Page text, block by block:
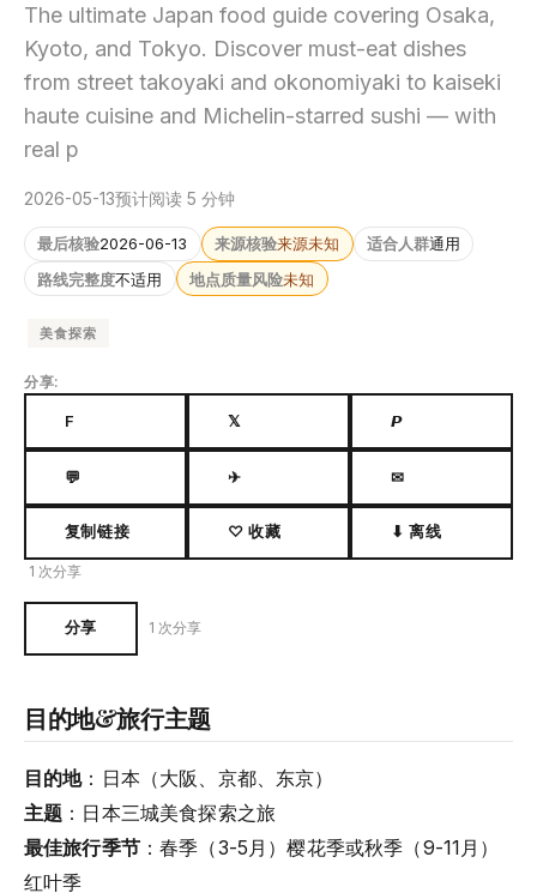
The ultimate Japan food guide covering Osaka,
Kyoto, and Tokyo. Discover must-eat dishes
from street takoyaki and okonomiyaki to kaiseki
haute cuisine and Michelin-starred sushi — with
real p
2026-05-13预计阅读 5 分钟
最后核验2026-06-13 来源核验来源未知 适合人群通用
路线完整度不适用 地点质量风险未知
美食探索
分享:
F 𝕏 𝙋
💬 ✈ ✉
复制链接 ♡ 收藏 ⬇ 离线
1 次分享
分享 1 次分享
目的地&旅行主题
目的地：日本（大阪、京都、东京）
主题 ：日本三城美食探索之旅
最佳旅行季节：春季（3-5月）樱花季或秋季（9-11月）
红叶季